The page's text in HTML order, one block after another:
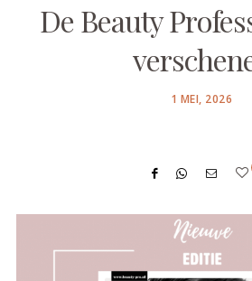
De Beauty
POSTED
1 MEI, 2026